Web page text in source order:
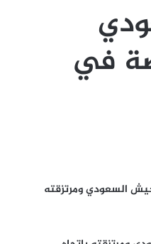
في
السعودي ومرتزقته